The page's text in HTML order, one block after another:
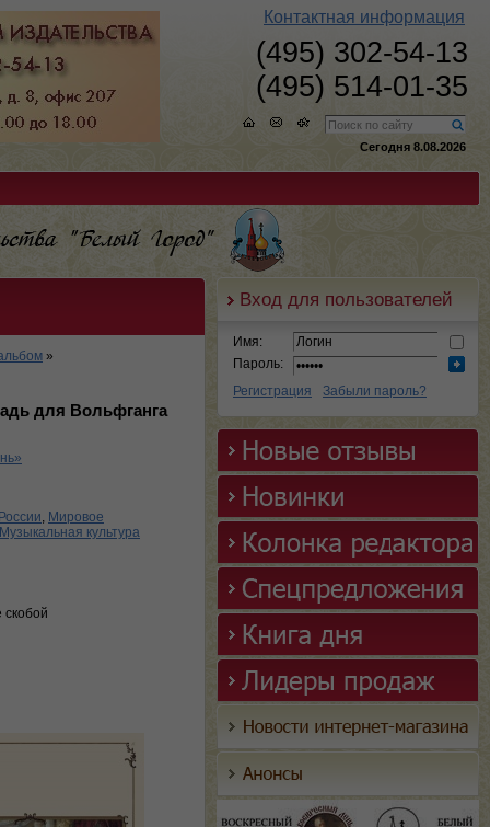
Контактная информация
(495) 302-54-13
(495) 514-01-35
Сегодня 8.08.2026
»
для Вольфганга
, Мировое
Музыкальная культура
скобой
Вход для пользователей
Имя:
Пароль:
Регистрация
Забыли пароль?